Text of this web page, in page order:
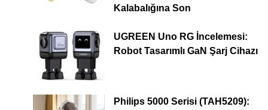
Kalabalığına Son
UGREEN Uno RG İncelemesi:
Robot Tasarımlı GaN Şarj Cihazı
Philips 5000 Serisi (TAH5209):